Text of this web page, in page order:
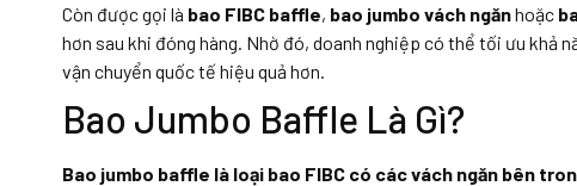
Còn được gọi là bao FIBC baffle, bao jumbo vách ngănhoặc
hơn sau khi đóng hàng. Nhờ đó, doanh nghiệp có thể tối ưu khả
vận chuyển quốc tế hiệu quả hơn.
Bao Jumbo Baffle Là Gì?
Bao jumbo baffle là loại bao FIBC có các vách ngăn bên